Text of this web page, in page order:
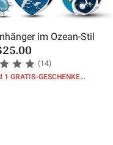
im Ozean-Stil
(14)
GRATIS-GESCHENKE